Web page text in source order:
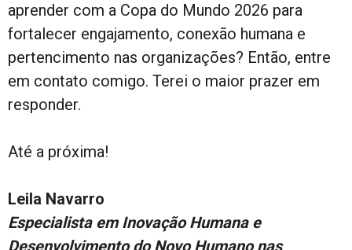
aprender com a Copa do Mundo 2026 para
fortalecer engajamento, conexão humana e
pertencimento nas organizações? Então, entre
em contato comigo. Terei o maior prazer em
responder.
Até a próxima!
Leila Navarro
Especialista em Inovação Humana e